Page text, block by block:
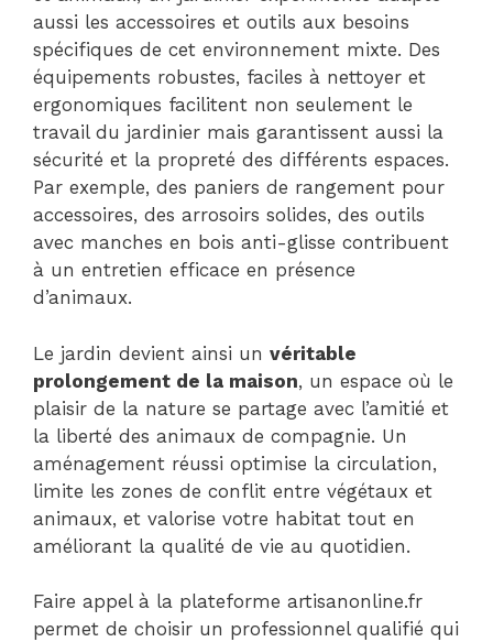
aussi les accessoires et outils aux besoins
spécifiques de cet environnement mixte. Des
équipements robustes, faciles à nettoyer et
ergonomiques facilitent non seulement le
travail du jardinier mais garantissent aussi la
sécurité et la propreté des différents espaces.
Par exemple, des paniers de rangement pour
accessoires, des arrosoirs solides, des outils
avec manches en bois anti-glisse contribuent
à un entretien efficace en présence
d’animaux.
Le jardin devient ainsi un véritable
prolongement de la maison, un espace où le
plaisir de la nature se partage avec l’amitié et
la liberté des animaux de compagnie. Un
aménagement réussi optimise la circulation,
limite les zones de conflit entre végétaux et
animaux, et valorise votre habitat tout en
améliorant la qualité de vie au quotidien.
Faire appel à la plateforme artisanonline.fr
permet de choisir un professionnel qualifié qui